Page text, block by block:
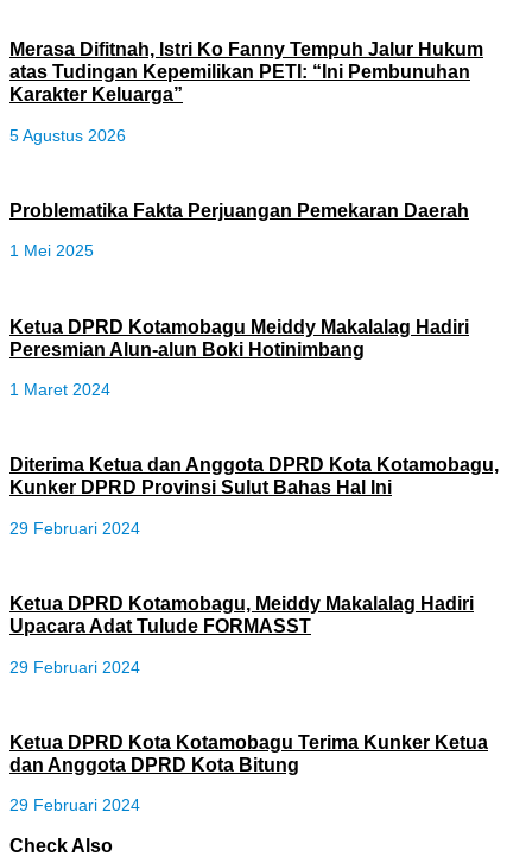
Merasa Difitnah, Istri Ko Fanny Tempuh Jalur Hukum
atas Tudingan Kepemilikan PETI: “Ini Pembunuhan
Karakter Keluarga”
5 Agustus 2026
Problematika Fakta Perjuangan Pemekaran Daerah
1 Mei 2025
Ketua DPRD Kotamobagu Meiddy Makalalag Hadiri
Peresmian Alun-alun Boki Hotinimbang
1 Maret 2024
Diterima Ketua dan Anggota DPRD Kota Kotamobagu,
Kunker DPRD Provinsi Sulut Bahas Hal Ini
29 Februari 2024
Ketua DPRD Kotamobagu, Meiddy Makalalag Hadiri
Upacara Adat Tulude FORMASST
29 Februari 2024
Ketua DPRD Kota Kotamobagu Terima Kunker Ketua
dan Anggota DPRD Kota Bitung
29 Februari 2024
Check Also